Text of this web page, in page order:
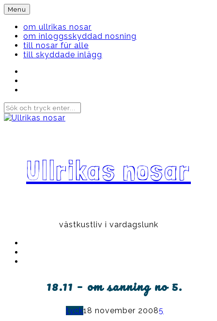
Skip
to
content
Menu
om ullrikas nosar
om inloggsskyddad nosning
till nosar für alle
till skyddade inlägg
Ullrikas nosar
västkustliv i vardagslunk
18.11 – om sanning no 5.
tyck18 november 20085